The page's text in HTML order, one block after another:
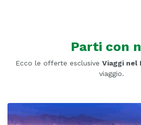
Parti con
Ecco le offerte esclusive Viaggi nel
viaggio.